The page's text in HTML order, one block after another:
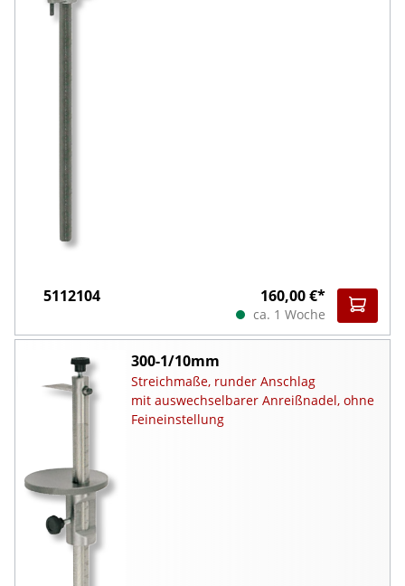
5112104 160,00 €*
ca. 1 Woche
300-1/10mm
Streichmaße, runder Anschlag
mit auswechselbarer Anreißnadel, ohne
Feineinstellung